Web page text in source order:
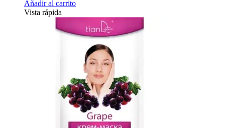
Añadir al carrito
Vista rápida